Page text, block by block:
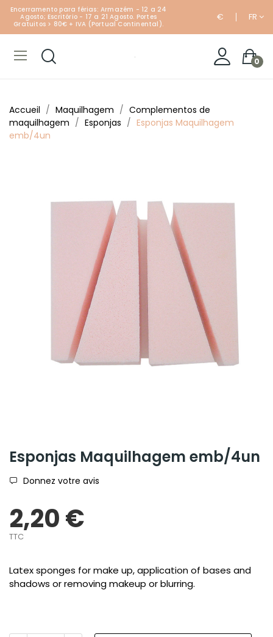
Encerramento para férias: Armazém - 12 a 24
Agosto; Escritório - 17 a 21 Agosto. Portes
Gratuitos > 80€ + IVA (Portual Continental).
€ FR
0
Accueil Maquilhagem
Complementos de
maquilhagem
Esponjas
Esponjas Maquilhagem
emb/4un
Esponjas Maquilhagem emb/4un
Donnez votre avis
2,20 €
TTC
Latex sponges for make up, application of bases and
shadows or removing makeup or blurring.